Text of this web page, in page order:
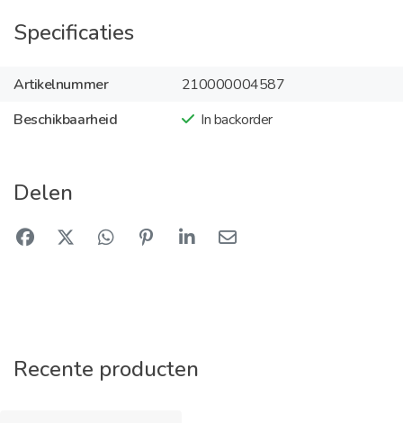
Specificaties
Artikelnummer
210000004587
Beschikbaarheid
In backorder
Delen
Recente producten